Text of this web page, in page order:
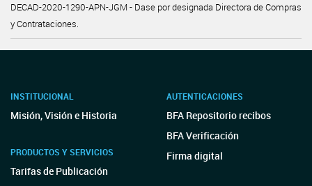
DECAD-2020-1290-APN-JGM - Dase por designada Directora de Compras
y Contrataciones.
INSTITUCIONAL
Misión, Visión e Historia
PRODUCTOS Y SERVICIOS
Tarifas de Publicación
AUTENTICACIONES
BFA Repositorio recibos
BFA Verificación
Firma digital